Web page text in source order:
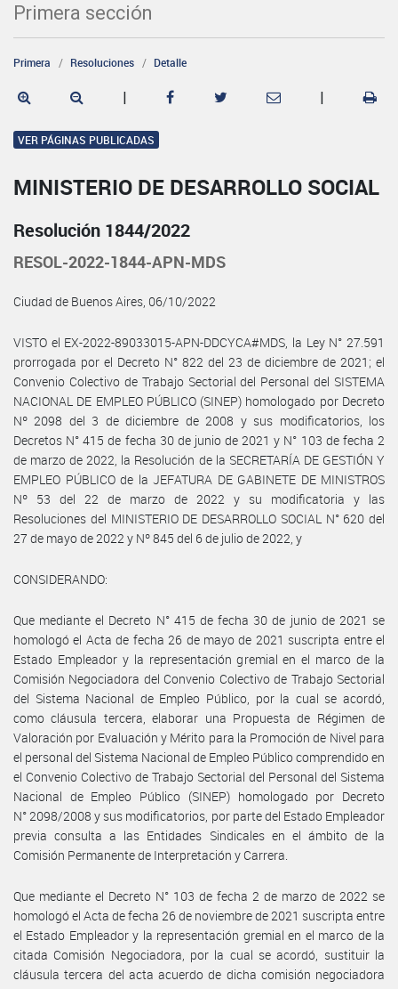
Primera sección
Primera Resoluciones Detalle
| |
VER PÁGINAS PUBLICADAS
MINISTERIO DE DESARROLLO SOCIAL
Resolución 1844/2022
RESOL-2022-1844-APN-MDS
Ciudad de Buenos Aires, 06/10/2022
VISTO el EX-2022-89033015-APN-DDCYCA#MDS, la Ley N° 27.591
prorrogada por el Decreto N° 822 del 23 de diciembre de 2021; el
Convenio Colectivo de Trabajo Sectorial del Personal del SISTEMA
NACIONAL DE EMPLEO PÚBLICO (SINEP) homologado por Decreto
Nº 2098 del 3 de diciembre de 2008 y sus modificatorios, los
Decretos N° 415 de fecha 30 de junio de 2021 y N° 103 de fecha 2
de marzo de 2022, la Resolución de la SECRETARÍA DE GESTIÓN Y
EMPLEO PÚBLICO de la JEFATURA DE GABINETE DE MINISTROS
Nº 53 del 22 de marzo de 2022 y su modificatoria y las
Resoluciones del MINISTERIO DE DESARROLLO SOCIAL N° 620 del
27 de mayo de 2022 y Nº 845 del 6 de julio de 2022, y
CONSIDERANDO:
Que mediante el Decreto N° 415 de fecha 30 de junio de 2021 se
homologó el Acta de fecha 26 de mayo de 2021 suscripta entre el
Estado Empleador y la representación gremial en el marco de la
Comisión Negociadora del Convenio Colectivo de Trabajo Sectorial
del Sistema Nacional de Empleo Público, por la cual se acordó,
como cláusula tercera, elaborar una Propuesta de Régimen de
Valoración por Evaluación y Mérito para la Promoción de Nivel para
el personal del Sistema Nacional de Empleo Público comprendido en
el Convenio Colectivo de Trabajo Sectorial del Personal del Sistema
Nacional de Empleo Público (SINEP) homologado por Decreto
N° 2098/2008 y sus modificatorios, por parte del Estado Empleador
previa consulta a las Entidades Sindicales en el ámbito de la
Comisión Permanente de Interpretación y Carrera.
Que mediante el Decreto N° 103 de fecha 2 de marzo de 2022 se
homologó el Acta de fecha 26 de noviembre de 2021 suscripta entre
el Estado Empleador y la representación gremial en el marco de la
citada Comisión Negociadora, por la cual se acordó, sustituir la
cláusula tercera del acta acuerdo de dicha comisión negociadora